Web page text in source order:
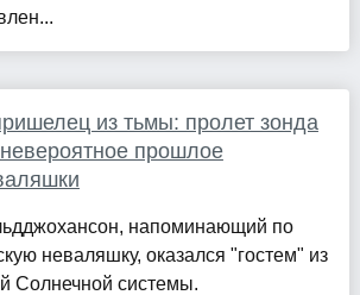
из тьмы: пролет зонда
прошлое
напоминающий по
неваляшку, оказался "гостем" из
Солнечной системы.